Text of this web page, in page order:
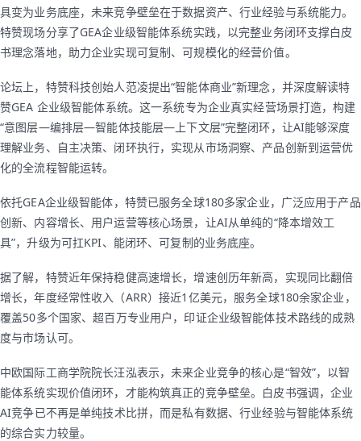
具变为业务底座，未来竞争壁垒在于数据资产、行业经验与系统能力。
特赞现场分享了GEA企业级智能体系统实践，以完整业务闭环支撑白皮
书理念落地，助力企业实现可复制、可规模化的经营价值。
论坛上，特赞科技创始人范凌提出“智能体商业”新理念，并深度解读特
赞GEA 企业级智能体系统。这一系统专为企业真实经营场景打造，构建
“意图层—编排层—智能体技能层—上下文层”完整闭环，让AI能够深度
理解业务、自主决策、闭环执行，实现从市场洞察、产品创新到运营优
化的全流程智能运转。
依托GEA企业级智能体，特赞已服务全球180多家企业，广泛应用于产品
创新、内容增长、用户运营等核心场景，让AI从单纯的“降本增效工
具”，升级为可扛KPI、能闭环、可复制的业务底座。
据了解，特赞近年保持稳健高速增长，增速创历年新高，实现同比翻倍
增长，年度经常性收入（ARR）接近1亿美元，服务全球180余家企业，
覆盖50多个国家、超百万专业用户，印证企业级智能体技术路线的成熟
度与市场认可。
中欧国际工商学院院长汪泓表示，未来企业竞争的核心是“智效”，以智
能体系统实现价值闭环，才能构筑真正的竞争壁垒。白皮书强调，企业
AI竞争已不再是单纯技术比拼，而是私有数据、行业经验与智能体系统
的综合实力较量。